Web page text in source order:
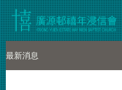
最新消息